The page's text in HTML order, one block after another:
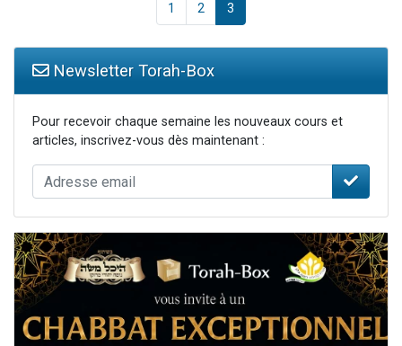
1 2 3
Newsletter Torah-Box
Pour recevoir chaque semaine les nouveaux cours et
articles, inscrivez-vous dès maintenant :